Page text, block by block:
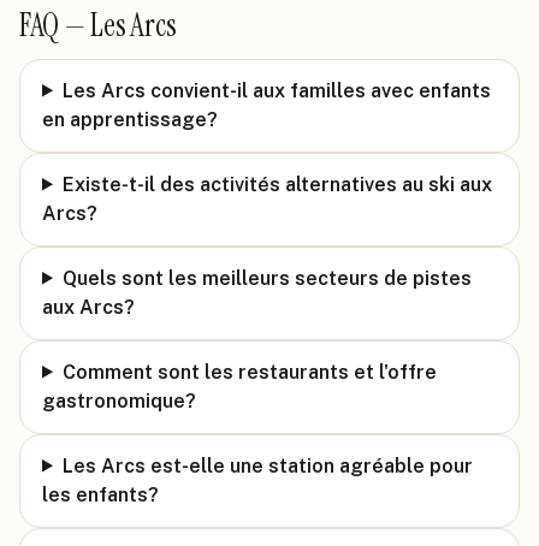
FAQ —Les Arcs
Les Arcs convient-il aux familles avec enfants
en apprentissage?
Existe-t-il des activités alternatives au ski aux
Arcs?
Quels sont les meilleurs secteurs de pistes
aux Arcs?
Comment sont les restaurants et l'offre
gastronomique?
Les Arcs est-elle une station agréable pour
les enfants?